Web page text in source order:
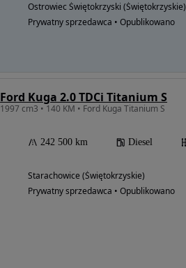
Ostrowiec Świętokrzyski (Świętokrzyskie)
Prywatny sprzedawca • Opublikowano
Ford Kuga 2.0 TDCi Titanium S
1997 cm3 • 140 KM • Ford Kuga Titanium S
242 500 km Diesel
Starachowice (Świętokrzyskie)
Prywatny sprzedawca • Opublikowano